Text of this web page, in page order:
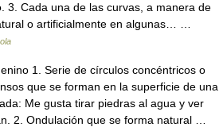
3. Cada una de las curvas, a manera de
o artificialmente en algunas… …
1. Serie de círculos concéntricos o
que se forman en la superficie de una
Me gusta tirar piedras al agua y ver
2. Ondulación que se forma natural …